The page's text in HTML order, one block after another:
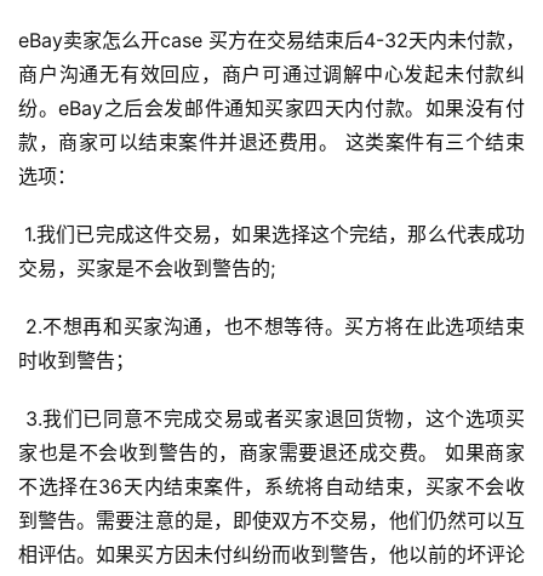
eBay卖家怎么开case 买方在交易结束后4-32天内未付款，
商户沟通无有效回应，商户可通过调解中心发起未付款纠
纷。eBay之后会发邮件通知买家四天内付款。如果没有付
款，商家可以结束案件并退还费用。 这类案件有三个结束
选项：
1.我们已完成这件交易，如果选择这个完结，那么代表成功
交易，买家是不会收到警告的;
2.不想再和买家沟通，也不想等待。买方将在此选项结束
时收到警告；
3.我们已同意不完成交易或者买家退回货物，这个选项买
家也是不会收到警告的，商家需要退还成交费。 如果商家
不选择在36天内结束案件，系统将自动结束，买家不会收
到警告。需要注意的是，即使双方不交易，他们仍然可以互
相评估。如果买方因未付纠纷而收到警告，他以前的坏评论